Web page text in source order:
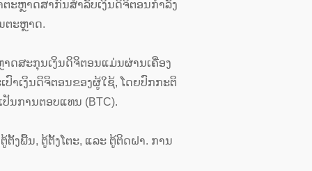
ະຫຼາດສາກົນສຳລັບເງິນດິຈິຕອນກຳລັງ
ຕະຫຼາດ.
ດສະກຸນເງິນດິຈິຕອນແມ່ນຜ່ານເຄື່ອງ
ປົາເງິນດິຈິຕອນຂອງຜູ້ໃຊ້, ໂດຍປົກກະຕິ
ນການຕອບແທນ (BTC).
ງພື້ນ, ຕູ້ຕັ້ງໂຕະ, ແລະ ຕູ້ຕິດຝາ. ການ